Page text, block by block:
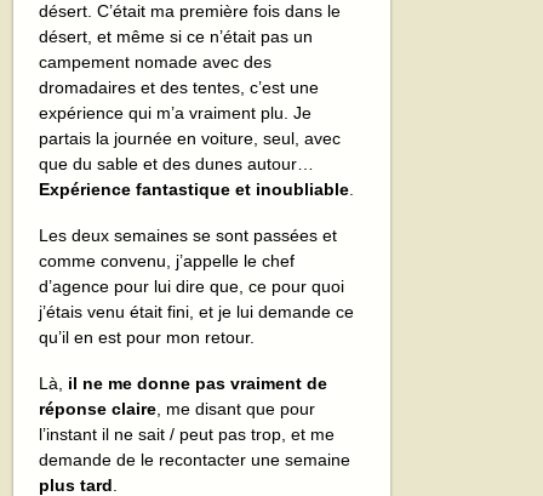
désert. C’était ma première fois dans le
désert, et même si ce n’était pas un
campement nomade avec des
dromadaires et des tentes, c’est une
expérience qui m’a vraiment plu. Je
partais la journée en voiture, seul, avec
que du sable et des dunes autour…
Expérience fantastique et inoubliable
Les deux semaines se sont passées et
comme convenu, j’appelle le chef
d’agence pour lui dire que, ce pour quoi
j’étais venu était fini, et je lui demande ce
qu’il en est pour mon retour.
Là, il ne me donne pas vraiment de
réponse claire , me disant que pour
l’instant il ne sait / peut pas trop, et me
demande de le recontacter une semaine
plus tard